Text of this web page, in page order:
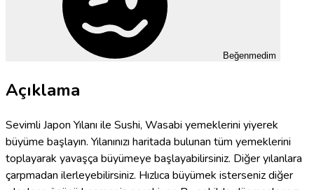
Beğenmedim
Açıklama
Sevimli Japon Yılanı ile Sushi, Wasabi yemeklerini yiyerek
büyüme başlayın. Yılanınızı haritada bulunan tüm yemeklerini
toplayarak yavaşça büyümeye başlayabilirsiniz. Diğer yılanlara
çarpmadan ilerleyebilirsiniz. Hızlıca büyümek isterseniz diğer